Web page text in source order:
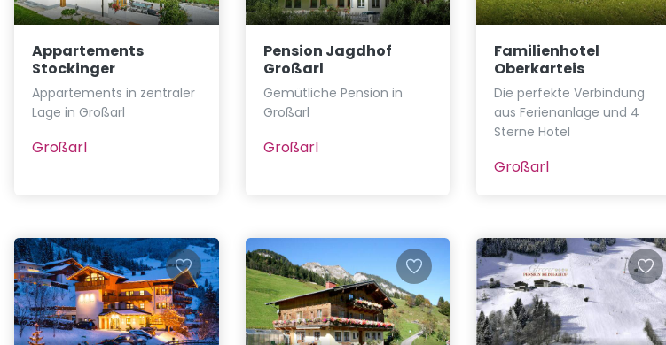
Appartements
Stockinger
Appartements in zentraler
Lage in Großarl
Großarl
Pension Jagdhof
Großarl
Gemütliche Pension in
Großarl
Großarl
Familienhotel
Oberkarteis
Die perfekte Verbindung
aus Ferienanlage und 4
Sterne Hotel
Großarl